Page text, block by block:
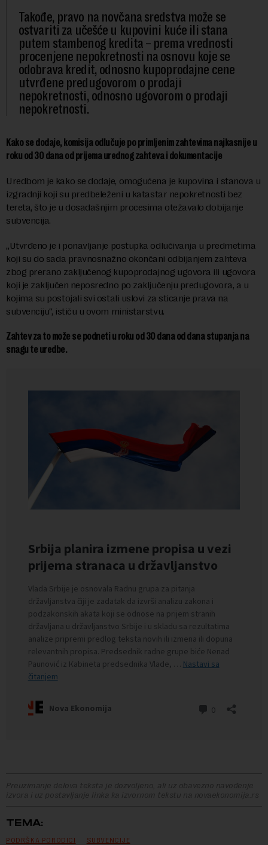
Takođe, pravo na novčana sredstva može se
ostvariti za učešće u kupovini kuće ili stana
putem stambenog kredita – prema vrednosti
procenjene nepokretnosti na osnovu koje se
odobrava kredit, odnosno kupoprodajne cene
utvrđene predugovorom o prodaji
nepokretnosti, odnosno ugovorom o prodaji
nepokretnosti.
Kako se dodaje, komisija odlučuje po primljenim zahtevima najkasnije u
roku od 30 dana od prijema urednog zahteva i dokumentacije
Uredbom je kako se dodaje, omogućena je kupovina i stanova u
izgradnji koji su predbeleženi u katastar nepokretnosti bez
tereta, što je u dosadašnjim procesima otežavalo dobijanje
subvencija.
„Utvrđeno je i ponavljanje postupka odlučivanja u predmetima
koji su do sada pravnosnažno okončani odbijanjem zahteva
zbog prerano zaključenog kupoprodajnog ugovora ili ugovora
koji je zaključen neposredno po zaključenju predugovora, a u
kojima su postojali svi ostali uslovi za sticanje prava na
subvenciju“, ističu u ovom ministarstvu.
Zahtev za to može se podneti u roku od 30 dana od dana stupanja na
snagu te uredbe.
Preuzimanje delova teksta je dozvoljeno, ali uz obavezno navođenje
izvora i uz postavljanje linka ka izvornom tekstu na novaekonomija.rs
TEMA:
PODRŠKA PORODICI SUBVENCIJE